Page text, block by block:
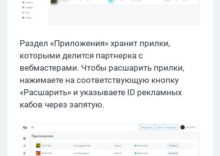
Раздел «Приложения» хранит прилки,
которыми делится партнерка с
вебмастерами. Чтобы расшарить прилки,
нажимаете на соответствующую кнопку
«Расшарить» и указываете ID рекламных
кабов через запятую.